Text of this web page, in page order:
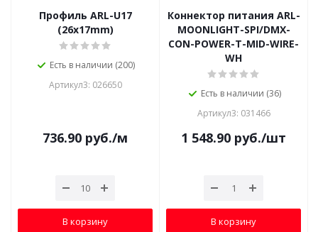
Профиль ARL-U17
(26x17mm)
Есть в наличии (200)
Артикул3: 026650
736.90 руб./м
В корзину
Коннектор питания ARL-
MOONLIGHT-SPI/DMX-
CON-POWER-T-MID-WIRE-
WH
Есть в наличии (36)
Артикул3: 031466
1 548.90 руб./шт
В корзину